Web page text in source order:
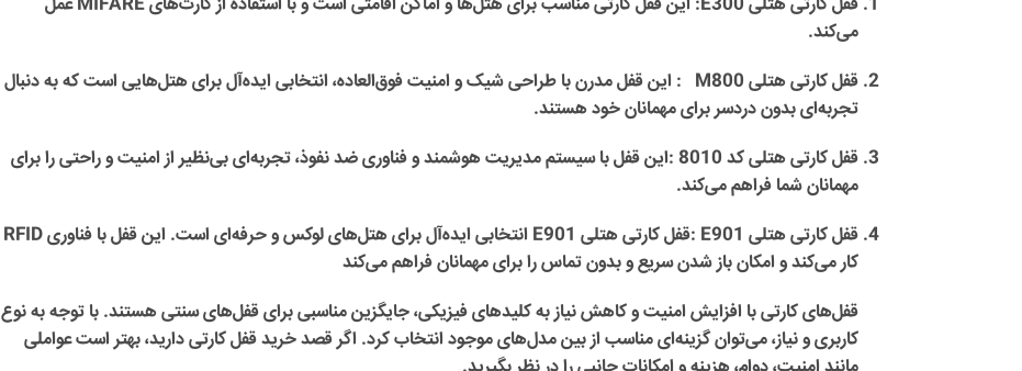
می‌کند.
قفل کارتی هتلی M800 :
این قفل مدرن با طراحی شیک و امنیت فوق‌العاده، انتخابی ایده‌آل برای هتل‌هایی است که به دنبال
تجربه‌ای بدون دردسر برای مهمانان خود هستند.
قفل کارتی هتلی کد 8010 :
این قفل با سیستم مدیریت هوشمند و فناوری ضد نفوذ، تجربه‌ای بی‌نظیر از امنیت و راحتی را برای
مهمانان شما فراهم می‌کند.
قفل کارتی هتلی E901 :
قفل کارتی هتلی E901 انتخابی ایده‌آل برای هتل‌های لوکس و حرفه‌ای است. این قفل با فناوری RFID
کار می‌کند و امکان باز شدن سریع و بدون تماس را برای مهمانان فراهم می‌کند
قفل‌های کارتی با افزایش امنیت و کاهش نیاز به کلیدهای فیزیکی، جایگزین مناسبی برای قفل‌های سنتی هستند. با توجه به نوع
کاربری و نیاز، می‌توان گزینه‌ای مناسب از بین مدل‌های موجود انتخاب کرد. اگر قصد خرید قفل کارتی دارید، بهتر است عواملی